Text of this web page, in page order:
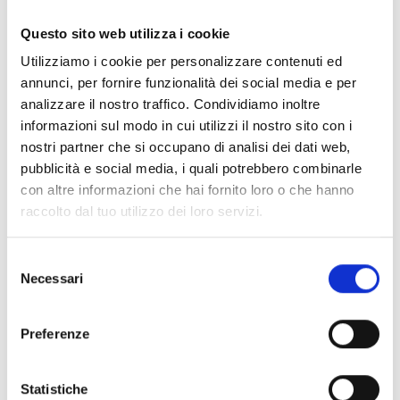
Questo sito web utilizza i cookie
Utilizziamo i cookie per personalizzare contenuti ed
annunci, per fornire funzionalità dei social media e per
analizzare il nostro traffico. Condividiamo inoltre
informazioni sul modo in cui utilizzi il nostro sito con i
nostri partner che si occupano di analisi dei dati web,
pubblicità e social media, i quali potrebbero combinarle
con altre informazioni che hai fornito loro o che hanno
raccolto dal tuo utilizzo dei loro servizi.
delNecessari
Preferenze
Statistiche
STRANO SPA
Via Vincenzo Florio, 4
95045 Misterbianco (CT)
Italia
095 484148
strano@strano.it
www.strano.it
Filiali add